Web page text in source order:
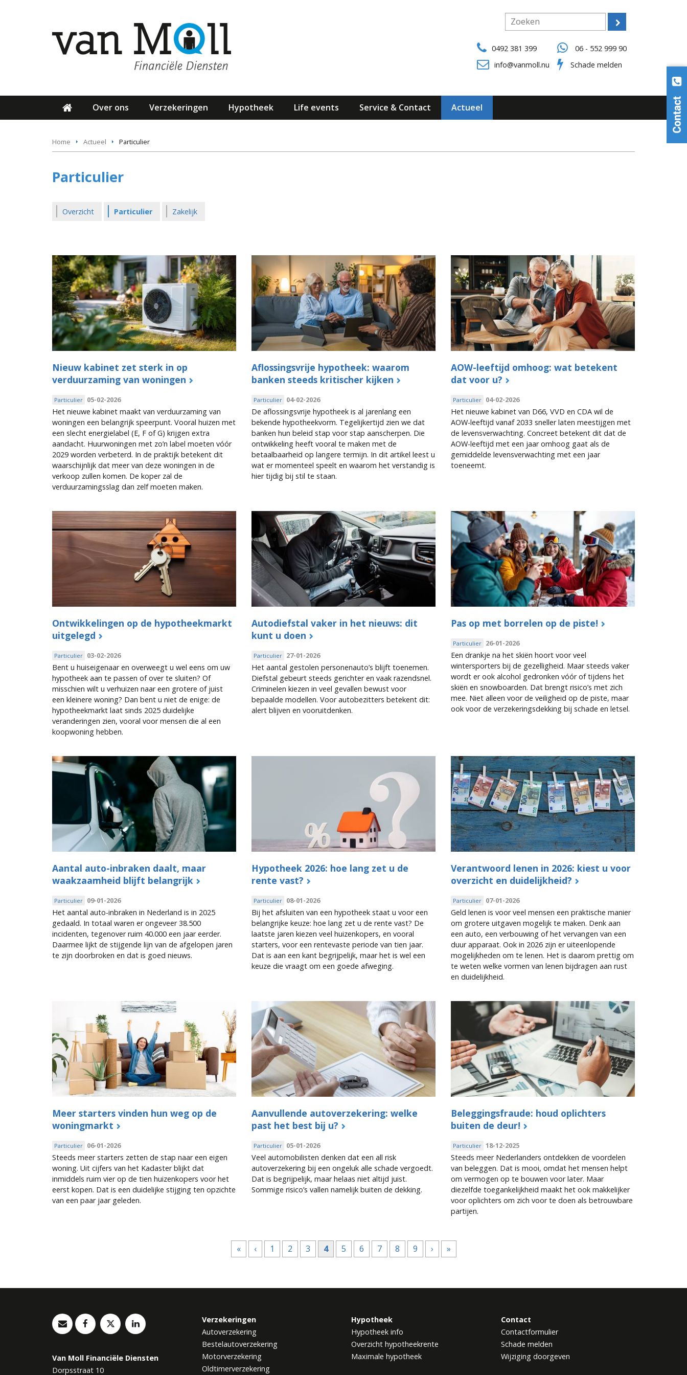
0492 381 399
info@vanmoll.nu
06 - 552 999 90
Schade melden
Over ons Verzekeringen Hypotheek Life events Service & Contact Actueel
Home Actueel Particulier
Particulier
Overzicht Particulier Zakelijk
Nieuw kabinet zet sterk in op
verduurzaming van woningen
Particulier 05-02-2026
Het nieuwe kabinet maakt van verduurzaming van
woningen een belangrijk speerpunt. Vooral huizen met
een slecht energielabel (E, F of G) krijgen extra
aandacht. Huurwoningen met zo’n label moeten vóór
2029 worden verbeterd. In de praktijk betekent dit
waarschijnlijk dat meer van deze woningen in de
verkoop zullen komen. De koper zal de
verduurzamingsslag dan zelf moeten maken.
Aflossingsvrije hypotheek: waarom
banken steeds kritischer kijken
Particulier 04-02-2026
De aflossingsvrije hypotheek is al jarenlang een
bekende hypotheekvorm. Tegelijkertijd zien we dat
banken hun beleid stap voor stap aanscherpen. Die
ontwikkeling heeft vooral te maken met de
betaalbaarheid op langere termijn. In dit artikel leest u
wat er momenteel speelt en waarom het verstandig is
hier tijdig bij stil te staan.
AOW-leeftijd omhoog: wat betekent
dat voor u?
Particulier 04-02-2026
Het nieuwe kabinet van D66, VVD en CDA wil de
AOW-leeftijd vanaf 2033 sneller laten meestijgen met
de levensverwachting. Concreet betekent dit dat de
AOW-leeftijd met een jaar omhoog gaat als de
gemiddelde levensverwachting met een jaar
toeneemt.
Ontwikkelingen op de hypotheekmarkt
uitgelegd
Particulier 03-02-2026
Bent u huiseigenaar en overweegt u wel eens om uw
hypotheek aan te passen of over te sluiten? Of
misschien wilt u verhuizen naar een grotere of juist
een kleinere woning? Dan bent u niet de enige: de
hypotheekmarkt laat sinds 2025 duidelijke
veranderingen zien, vooral voor mensen die al een
koopwoning hebben.
Autodiefstal vaker in het nieuws: dit
kunt u doen
Particulier 27-01-2026
Het aantal gestolen personenauto’s blijft toenemen.
Diefstal gebeurt steeds gerichter en vaak razendsnel.
Criminelen kiezen in veel gevallen bewust voor
bepaalde modellen. Voor autobezitters betekent dit:
alert blijven en vooruitdenken.
Pas op met borrelen op de piste!
Particulier 26-01-2026
Een drankje na het skiën hoort voor veel
wintersporters bij de gezelligheid. Maar steeds vaker
wordt er ook alcohol gedronken vóór of tijdens het
skiën en snowboarden. Dat brengt risico’s met zich
mee. Niet alleen voor de veiligheid op de piste, maar
ook voor de verzekeringsdekking bij schade en letsel.
Aantal auto-inbraken daalt, maar
waakzaamheid blijft belangrijk
Particulier 09-01-2026
Het aantal auto-inbraken in Nederland is in 2025
gedaald. In totaal waren er ongeveer 38.500
incidenten, tegenover ruim 40.000 een jaar eerder.
Daarmee lijkt de stijgende lijn van de afgelopen jaren
te zijn doorbroken en dat is goed nieuws.
Hypotheek 2026: hoe lang zet u de
rente vast?
Particulier 08-01-2026
Bij het afsluiten van een hypotheek staat u voor een
belangrijke keuze: hoe lang zet u de rente vast? De
laatste jaren kiezen veel huizenkopers, en vooral
starters, voor een rentevaste periode van tien jaar.
Dat is aan een kant begrijpelijk, maar het is wel een
keuze die vraagt om een goede afweging.
Verantwoord lenen in 2026: kiest u voor
overzicht en duidelijkheid?
Particulier 07-01-2026
Geld lenen is voor veel mensen een praktische manier
om grotere uitgaven mogelijk te maken. Denk aan
een auto, een verbouwing of het vervangen van een
duur apparaat. Ook in 2026 zijn er uiteenlopende
mogelijkheden om te lenen. Het is daarom prettig om
te weten welke vormen van lenen bijdragen aan rust
en duidelijkheid.
Meer starters vinden hun weg op de
woningmarkt
Particulier 06-01-2026
Steeds meer starters zetten de stap naar een eigen
woning. Uit cijfers van het Kadaster blijkt dat
inmiddels ruim vier op de tien huizenkopers voor het
eerst kopen. Dat is een duidelijke stijging ten opzichte
van een paar jaar geleden.
Aanvullende autoverzekering: welke
past het best bij u?
Particulier 05-01-2026
Veel automobilisten denken dat een all risk
autoverzekering bij een ongeluk alle schade vergoedt.
Dat is begrijpelijk, maar helaas niet altijd juist.
Sommige risico’s vallen namelijk buiten de dekking.
Beleggingsfraude: houd oplichters
buiten de deur!
Particulier 18-12-2025
Steeds meer Nederlanders ontdekken de voordelen
van beleggen. Dat is mooi, omdat het mensen helpt
om vermogen op te bouwen voor later. Maar
diezelfde toegankelijkheid maakt het ook makkelijker
voor oplichters om zich voor te doen als betrouwbare
partijen.
« ‹ 1 2 3 4 5 6 7 8 9 › »
Van Moll Financiële Diensten
Dorpsstraat 10
Verzekeringen
Autoverzekering
Bestelautoverzekering
Motorverzekering
Oldtimerverzekering
Hypotheek
Hypotheek info
Overzicht hypotheekrente
Maximale hypotheek
Contact
Contactformulier
Schade melden
Wijziging doorgeven